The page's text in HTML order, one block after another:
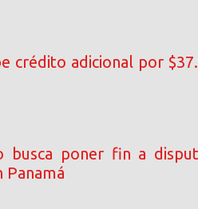
crédito adicional por
busca poner fin a
Panamá